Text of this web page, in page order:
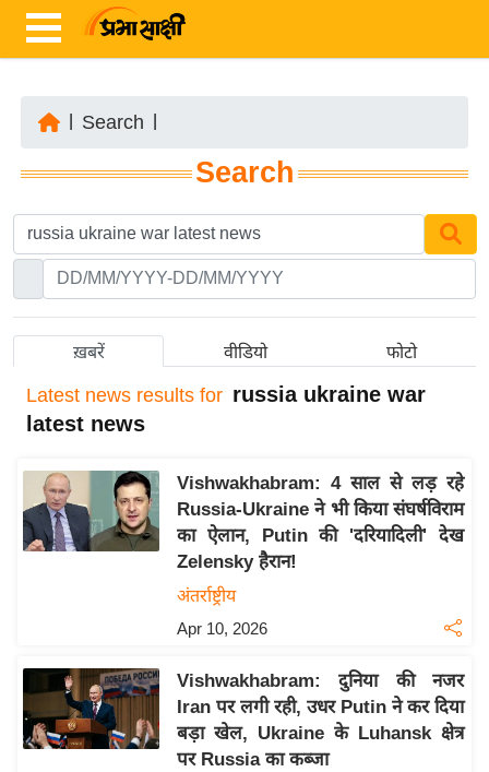
ज़ा
ख
र
ष्ट्री
अं
त
य
बि
उ
द्यो
ग
ज
Search
Search
ख़बरें वीडियो फोटो
Latest news results for russia ukraine war
latest news
Vishwakhabram: 4 साल से लड़ रहे
Russia-Ukraine ने भी किया संघर्षविराम
का ऐलान, Putin की 'दरियादिली' देख
Zelensky हैरान!
अंतर्राष्ट्रीय
Apr 10, 2026
Vishwakhabram: दुनिया की नजर
Iran पर लगी रही, उधर Putin ने कर दिया
बड़ा खेल, Ukraine के Luhansk क्षेत्र
पर Russia का कब्जा